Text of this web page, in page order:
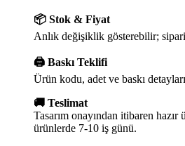
📦 Stok & Fiyat
Anlık değişiklik gösterebilir;
🖨️ Baskı Teklifi
Ürün kodu, adet ve baskı
🚚 Teslimat
Tasarım onayından itibaren
ürünlerde 7-10 iş günü.